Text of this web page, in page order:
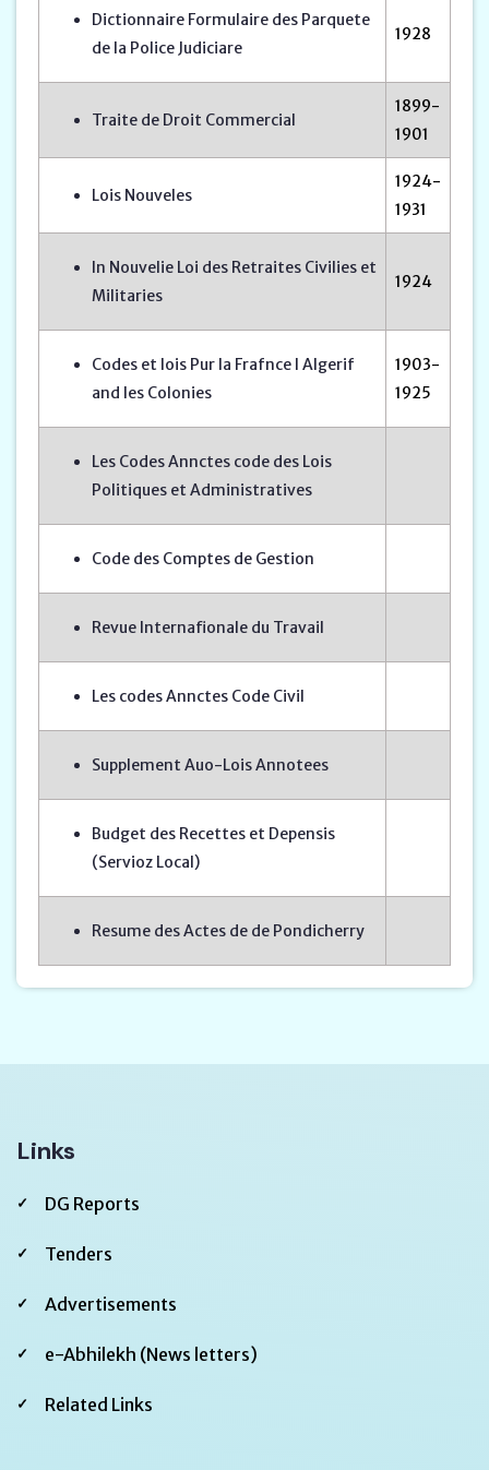
Dictionnaire Formulaire des Parquete
de la Police Judiciare
1928
Traite de Droit Commercial
1899-
1901
Lois Nouveles
1924-
1931
In Nouvelie Loi des Retraites Civilies et
Militaries
1924
Codes et lois Pur la Frafnce l Algerif
and les Colonies
1903-
1925
Les Codes Annctes code des Lois
Politiques et Administratives
Code des Comptes de Gestion
Revue Internafionale du Travail
Les codes Annctes Code Civil
Supplement Auo-Lois Annotees
Budget des Recettes et Depensis
(Servioz Local)
Resume des Actes de de Pondicherry
Links
DG Reports
Tenders
Advertisements
e-Abhilekh (News letters)
Related Links